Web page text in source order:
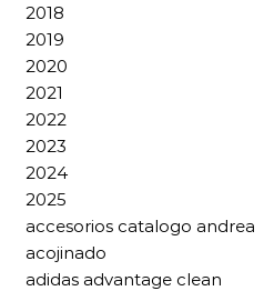
2018
2019
2020
2021
2022
2023
2024
2025
accesorios catalogo andrea
acojinado
adidas advantage clean